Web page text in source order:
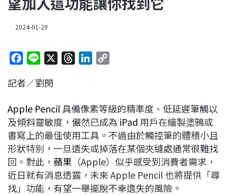
2024-01-29
c
b
o
o
k
n
a
d
s
e
d
I
n
L
i
n
k
記者／劉閔
Apple Pencil具備像素等級的精準度、低延遲筆觸以
及傾斜靈敏度，儼然已成為 iPad 用戶在繪製塗鴉或
書寫上的最佳使用工具。不過由於觸控筆的體積小且
形狀特別，一旦遺失或掉落在某個夾縫處通常很難找
回。對此， 蘋果 （Apple）似乎感受到消費者需求，
近日就有消息透露，未來 Apple Pencil 也將提供「尋
找」功能，有望一舉擺脫不幸遺失的風險。